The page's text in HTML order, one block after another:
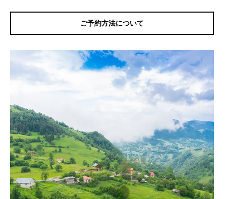
ご予約方法について